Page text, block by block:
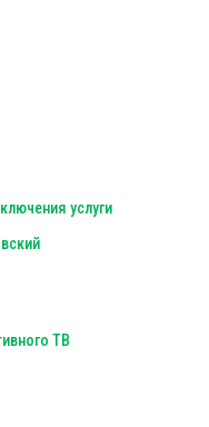
услуги
ТВ